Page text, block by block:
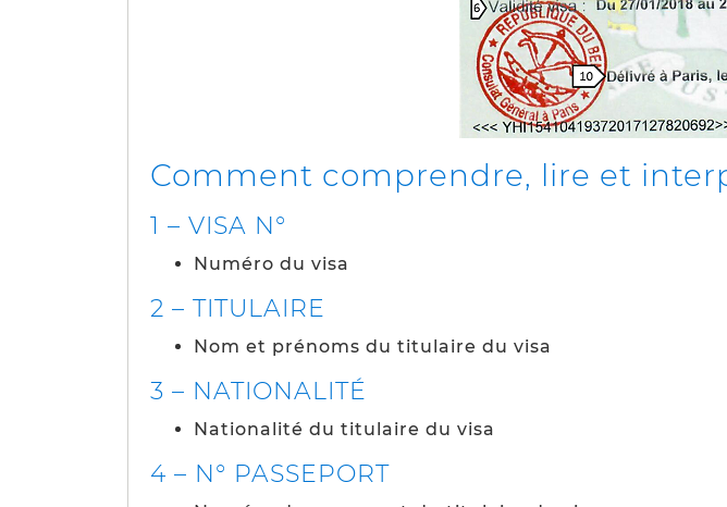
Comment comprendre, lire et
1 – VISA N°
Numéro du visa
2 – TITULAIRE
Nom et prénoms du titulaire du visa
3 – NATIONALITÉ
Nationalité du titulaire du visa
4 – N° PASSEPORT